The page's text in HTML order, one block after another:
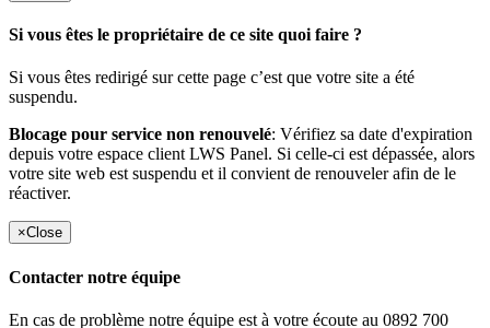
Si vous êtes le propriétaire de ce site quoi faire ?
Si vous êtes redirigé sur cette page c’est que votre site a été
suspendu.
Blocage pour service non renouvelé: Vérifiez sa date d'expiration
depuis votre espace client LWS Panel. Si celle-ci est dépassée, alors
votre site web est suspendu et il convient de renouveler afin de le
réactiver.
×Close
Contacter notre équipe
En cas de problème notre équipe est à votre écoute au 0892 700